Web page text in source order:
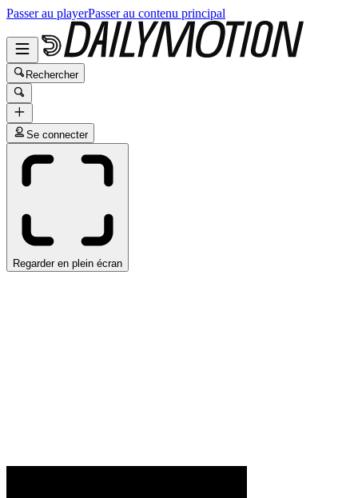
Passer au playerPasser au contenu principal
Rechercher
Se connecter
Regarder en plein écran